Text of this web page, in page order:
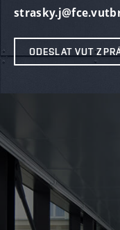
ODESLAT VUT